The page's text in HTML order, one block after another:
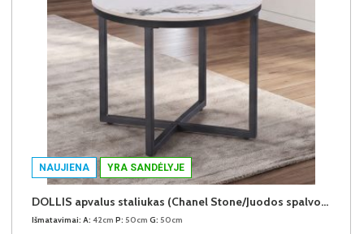
NAUJIENA YRA SANDĖLYJE
DOLLIS apvalus staliukas (Chanel Stone/Juodos spalvos kojos)
Išmatavimai: A: 42cm P: 50cm G: 50cm